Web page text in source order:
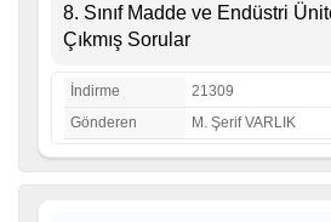
8. Sınıf Madde ve Endüstri
Çıkmış Sorular
İndirme
21309
Gönderen
M. Şerif VARLIK